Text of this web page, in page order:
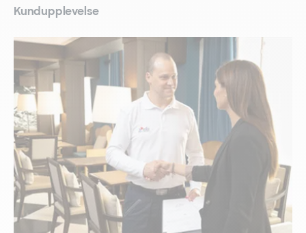
Kundupplevelse